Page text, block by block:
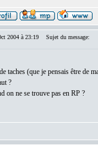
2004 à 23:19 Sujet du message:
taches (que je pensais être de
?
on ne se trouve pas en RP ?